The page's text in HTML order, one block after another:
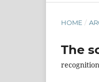
HOME /
The